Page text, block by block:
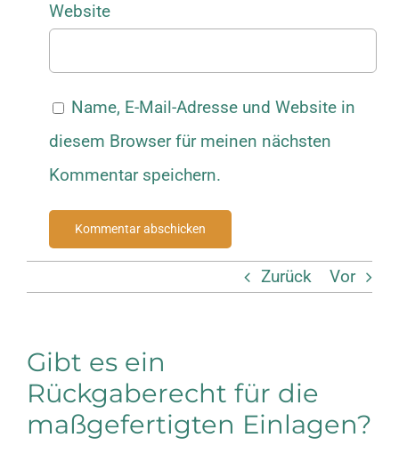
Website
Name, E-Mail-Adresse und Website in
diesem Browser für meinen nächsten
Kommentar speichern.
Zurück Vor
Gibt es ein
Rückgaberecht für die
maßgefertigten Einlagen?